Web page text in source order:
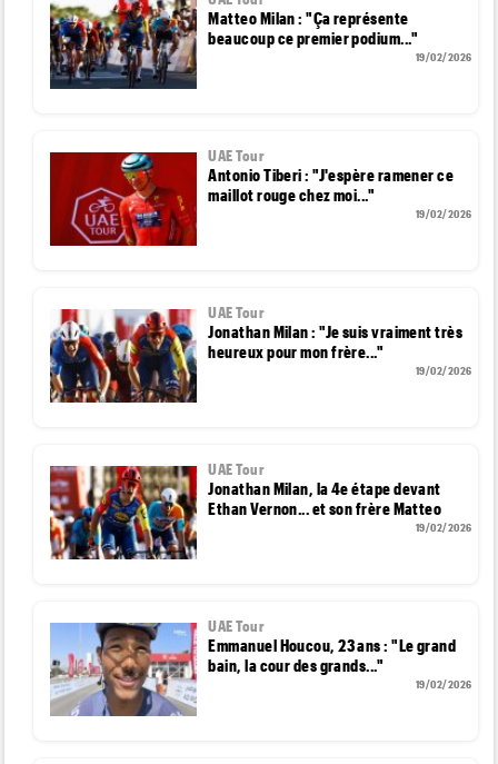
Matteo Milan : "Ça représente
beaucoup ce premier podium..."
19/02/2026
UAE Tour
Antonio Tiberi : "J'espère ramener ce
maillot rouge chez moi..."
19/02/2026
UAE Tour
Jonathan Milan : "Je suis vraiment très
heureux pour mon frère..."
19/02/2026
UAE Tour
Jonathan Milan, la 4e étape devant
Ethan Vernon... et son frère Matteo
19/02/2026
UAE Tour
Emmanuel Houcou, 23 ans : "Le grand
bain, la cour des grands..."
19/02/2026